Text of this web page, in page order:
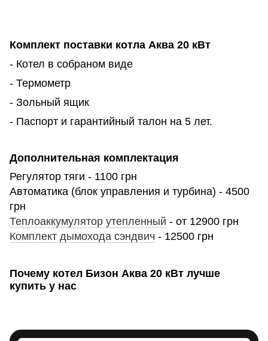
Комплект поставки котла Аква 20 кВт
- Котел в собраном виде
- Термометр
- Зольный ящик
- Паспорт и гарантийный талон на 5 лет.
Дополнительная комплектация
Регулятор тяги - 1100 грн
Автоматика (блок управления и турбина) - 4500
грн
Теплоаккумулятор утепленный - от 12900 грн
Комплект дымохода сэндвич - 12500 грн
Почему котел Бизон Аква 20 кВт лучше
купить у нас